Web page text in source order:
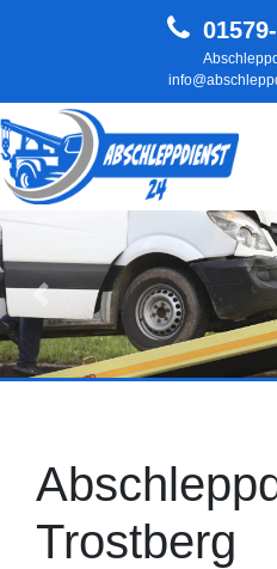
Hauptnavigation
Zurück
Trostberg